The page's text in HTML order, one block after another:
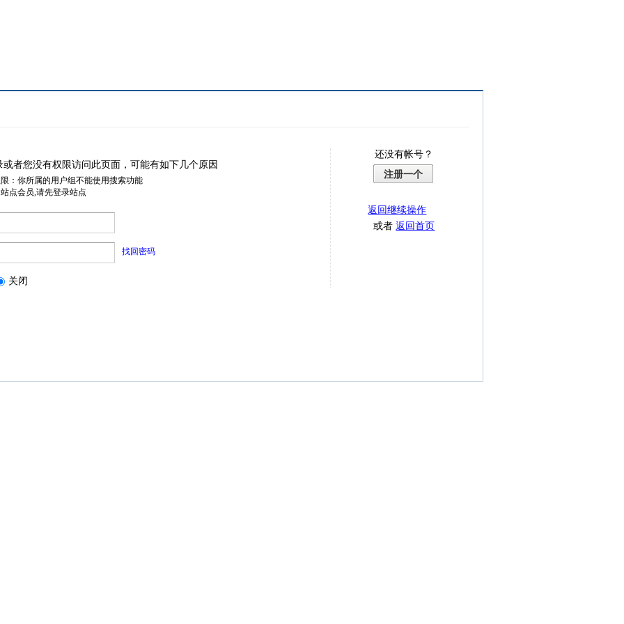
或者您没有权限访问此页面，可能有如下几个原因
：你所属的用户组不能使用搜索功能
点会员,请先登录站点
找回密码
关闭
还没有帐号？
注册一个
返回继续操作
或者返回首页